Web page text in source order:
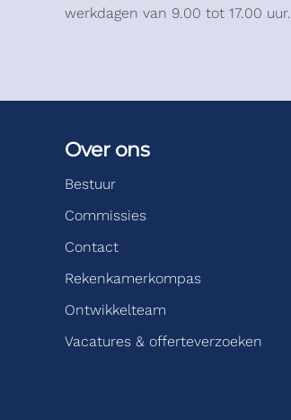
werkdagen van 9.00 tot 17.00 uur.
Over ons
Bestuur
Commissies
Contact
Rekenkamerkompas
Ontwikkelteam
Vacatures & offerteverzoeken